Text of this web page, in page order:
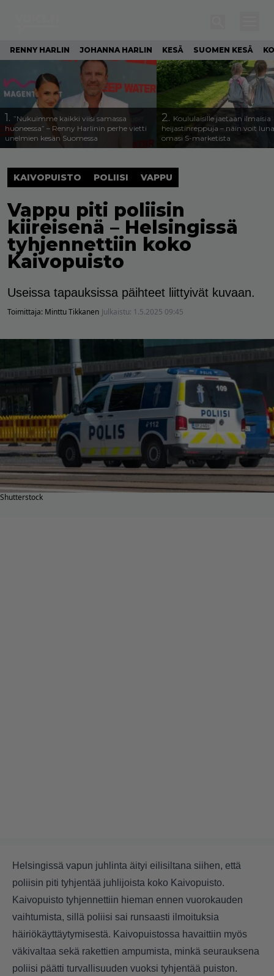
RENNY HARLIN JOHANNA HARLIN KESÄ SUOMEN KESÄ
1. ”Nukuimme kaikki viisi samassa
huoneessa” – Renny Harlinin perhe vietti
unelmien kesän Suomessa
2. Koululaisille jaetaan ilmaisia
heijastinreppuja – näin voit
omasi S-marketista
KAIVOPUISTO POLIISI VAPPU
Vappu piti poliisin
kiireisenä – Helsingissä
tyhjennettiin koko
Kaivopuisto
Useissa tapauksissa päihteet liittyivät kuvaan.
Toimittaja: Minttu Tikkanen Julkaistu: 1.5.2025 09:45
Shutterstock
Helsingissä vapun juhlinta äityi eilisiltana siihen, että
poliisin piti tyhjentää juhlijoista koko Kaivopuisto.
Kaivopuisto tyhjennettiin hieman ennen vuorokauden
vaihtumista, sillä poliisi sai runsaasti ilmoituksia
häiriökäyttäytymisestä. Kaivopuistossa havaittiin myös
väkivaltaa sekä rakettien ampumista, minkä seurauksena
poliisi päätti turvallisuuden vuoksi tyhjentää puiston.